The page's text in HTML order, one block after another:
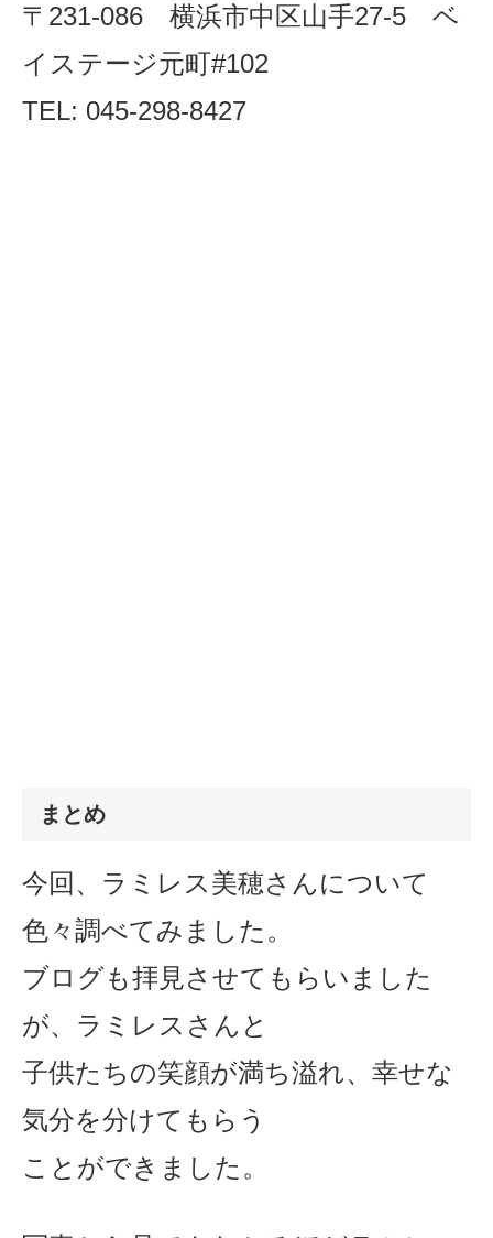
〒231-086 横浜市中区山手27-5 ベ
イステージ元町#102
TEL: 045-298-8427
まとめ
今回、ラミレス美穂さんについて
色々調べてみました。
ブログも拝見させてもらいました
が、ラミレスさんと
子供たちの笑顔が満ち溢れ、幸せな
気分を分けてもらう
ことができました。